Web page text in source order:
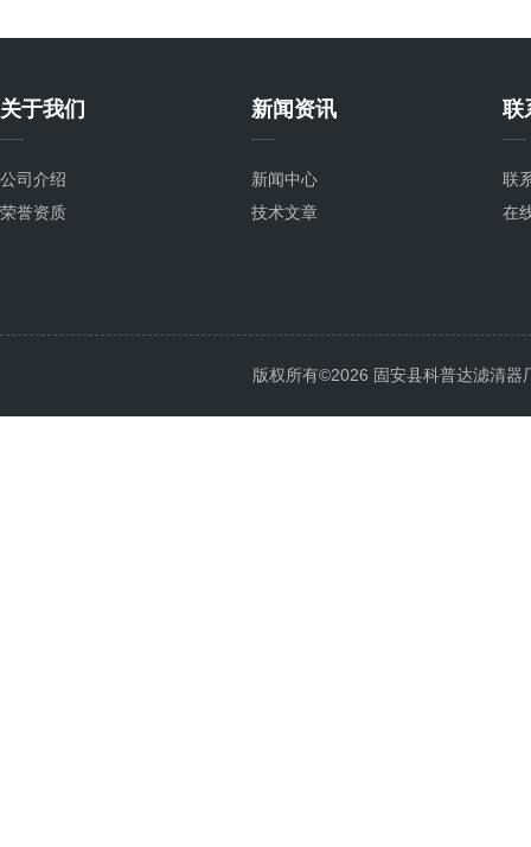
关于我们
公司介绍
荣誉资质
新闻资讯
新闻中心
技术文章
联
联
在
版权所有©2026 固安县科普达滤清